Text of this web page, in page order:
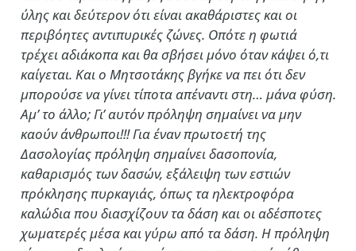
ύλης και δεύτερον ότι είναι ακαθάριστες και οι
περιβόητες αντιπυρικές ζώνες. Οπότε η φωτιά
τρέχει αδιάκοπα και θα σβήσει μόνο όταν κάψει ό,τι
καίγεται. Και ο Μητσοτάκης βγήκε να πει ότι δεν
μπορούσε να γίνει τίποτα απέναντι στη… μάνα φύση.
Αμ’ το άλλο; Γι’ αυτόν πρόληψη σημαίνει να μην
καούν άνθρωποι!!! Για έναν πρωτοετή της
Δασολογίας πρόληψη σημαίνει δασοπονία,
καθαρισμός των δασών, εξάλειψη των εστιών
πρόκλησης πυρκαγιάς, όπως τα ηλεκτροφόρα
καλώδια που διασχίζουν τα δάση και οι αδέσποτες
χωματερές μέσα και γύρω από τα δάση. Η πρόληψη